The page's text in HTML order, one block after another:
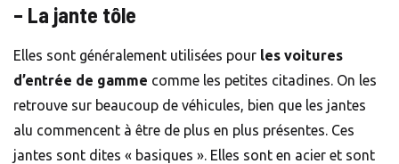
– La jante tôle
Elles sont généralement utilisées pour les voitures
d’entrée de gamme comme les petites citadines. On les
retrouve sur beaucoup de véhicules, bien que les jantes
alu commencent à être de plus en plus présentes. Ces
jantes sont dites « basiques ». Elles sont en acier et sont